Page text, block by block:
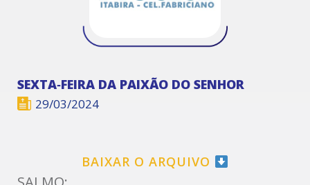
SEXTA‑FEIRA DA PAIXÃO DO SENHOR
29/03/2024
BAIXAR O ARQUIVO